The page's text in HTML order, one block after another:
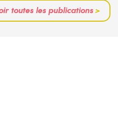
toutes les publications>